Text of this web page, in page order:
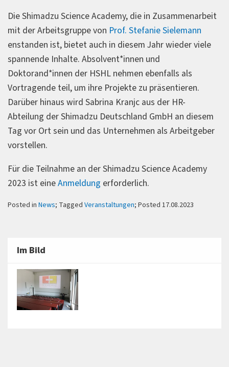
Die Shimadzu Science Academy, die in Zusammenarbeit
mit der Arbeitsgruppe von Prof. Stefanie Sielemann
enstanden ist, bietet auch in diesem Jahr wieder viele
spannende Inhalte. Absolvent*innen und
Doktorand*innen der HSHL nehmen ebenfalls als
Vortragende teil, um ihre Projekte zu präsentieren.
Darüber hinaus wird Sabrina Kranjc aus der HR-
Abteilung der Shimadzu Deutschland GmbH an diesem
Tag vor Ort sein und das Unternehmen als Arbeitgeber
vorstellen.
Für die Teilnahme an der Shimadzu Science Academy
2023 ist eineAnmeldung erforderlich.
Posted in News; Tagged Veranstaltungen; Posted 17.08.2023
Im Bild